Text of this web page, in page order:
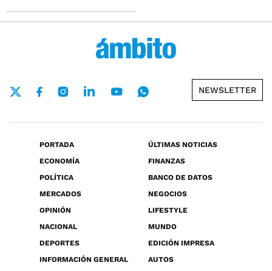
NEWSLETTER
PORTADA
ÚLTIMAS NOTICIAS
ECONOMÍA
FINANZAS
POLÍTICA
BANCO DE DATOS
MERCADOS
NEGOCIOS
OPINIÓN
LIFESTYLE
NACIONAL
MUNDO
DEPORTES
EDICIÓN IMPRESA
INFORMACIÓN GENERAL
AUTOS